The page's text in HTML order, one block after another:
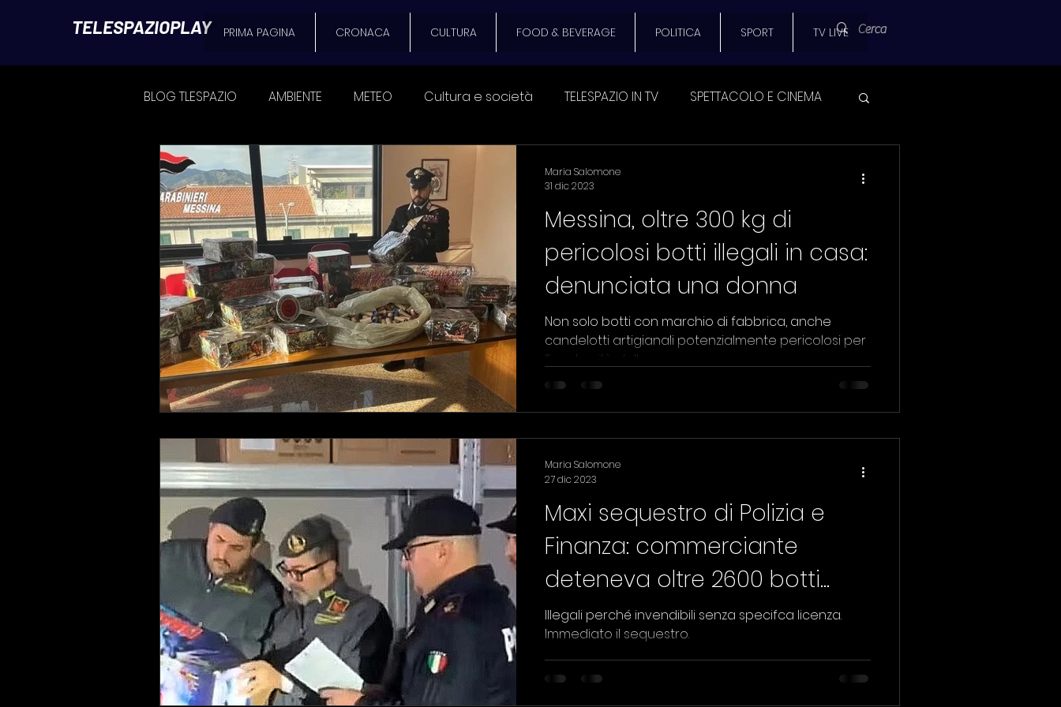
TELESPAZIOPLAY PRIMA PAGINA CRONACA CULTURA FOOD & BEVERAGE POLITICA SPORT TV LIVE
BLOG TLESPAZIO AMBIENTE METEO Cultura e società TELESPAZIO IN TV SPETTACOLO E CINEMA
CRONACA POLITICA CULTURA E SOCIETA'
SPAZIO MATTINO L'AVVOCATO DEL DIAVOLO Festival Pub Italia DAMMI UNA ZAMPA
NEWS MESSINA FOOD & BEVERAGE SANITA' Trasporto pubblico e privato SCUOLA
ATTUALITÀ Il Blog di Sebastiano VIDEO DEL GIORNO TURISMO VIABILITA' UNIVERSITA'
LAVORO Eolie NEBRODI CALCIO
Messina, oltre 300 kg di
pericolosi botti illegali in casa:
denunciata una donna
Non solo botti con marchio di fabbrica, anche
candelotti artigianali potenzialmente pericolosi per
l’incolumità delle persone.
Maria Salomone
31 dic 2023
Maxi sequestro di Polizia e
Finanza: commerciante
deteneva oltre 2600 botti
illegali
Illegali perché invendibili senza specifca licenza.
Immediato il sequestro.
Maria Salomone
27 dic 2023